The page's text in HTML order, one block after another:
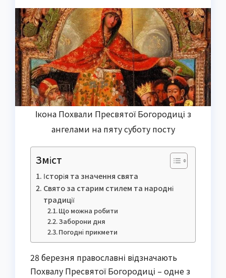
Ікона Похвали Пресвятої Богородиці з
ангелами на пяту суботу посту
Зміст
Історія та значення свята
Свято за старим стилем та народні
традиції
Що можна робити
Заборони дня
Погодні прикмети
28 березня православні відзначають
Похвалу Пресвятої Богородиці – одне з